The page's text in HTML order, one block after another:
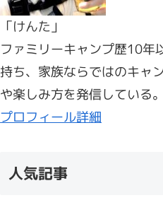
「けんた」
ファミリーキャンプ歴10年
持ち、家族ならではのキャ
や楽しみ方を発信している。
プロフィール詳細
人気記事